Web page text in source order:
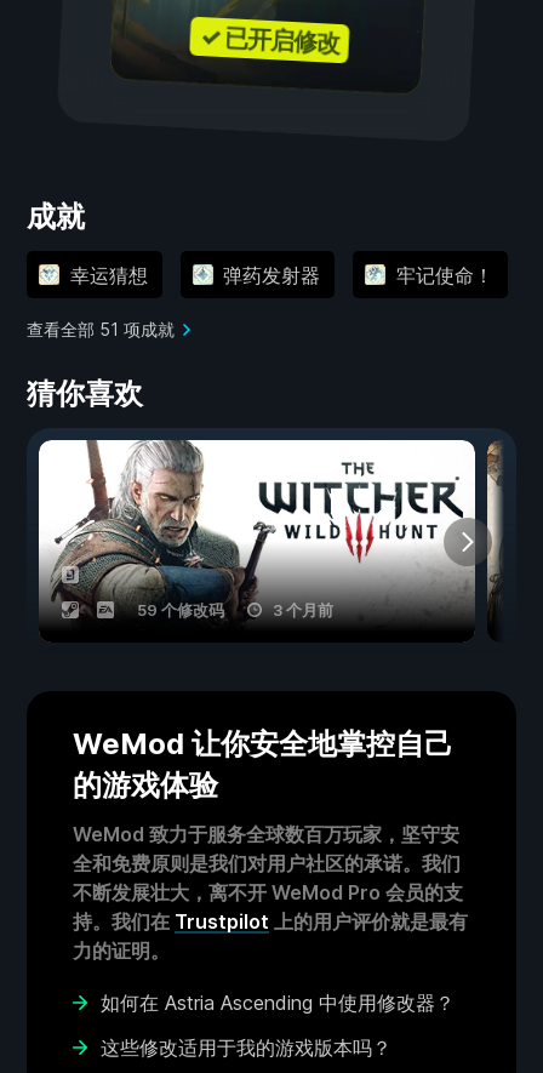
✓ 已开启修改
成就
幸运猜想 弹药发射器 牢记使命！
查看全部 51 项成就
猜你喜欢
59 个修改码 3 个月前
WeMod 让你安全地掌控自己
的游戏体验
WeMod 致力于服务全球数百万玩家，坚守安
全和免费原则是我们对用户社区的承诺。我们
不断发展壮大，离不开 WeMod Pro 会员的支
持。我们在 Trustpilot 上的用户评价就是最有
力的证明。
如何在 Astria Ascending 中使用修改器？
这些修改适用于我的游戏版本吗？